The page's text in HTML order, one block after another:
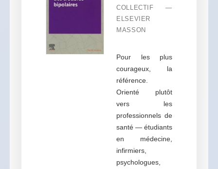
COLLECTIF —
ELSEVIER
MASSON
Pour les plus
courageux, la
référence.
Orienté plutôt
vers les
professionnels de
santé — étudiants
en médecine,
infirmiers,
psychologues,